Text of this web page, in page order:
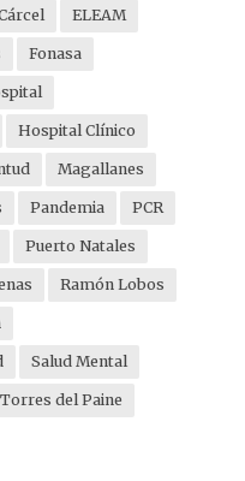
ELEAM
Fonasa
Hospital Clínico
Magallanes
Pandemia PCR
Puerto Natales
Ramón Lobos
Salud Mental
Torres del Paine